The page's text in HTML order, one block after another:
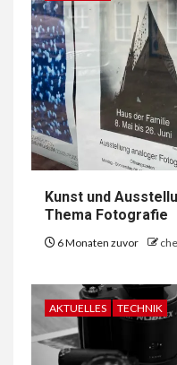
Kunst und
Thema Fotografie
6 Monaten zuvor
AKTUELLES TECHNIK